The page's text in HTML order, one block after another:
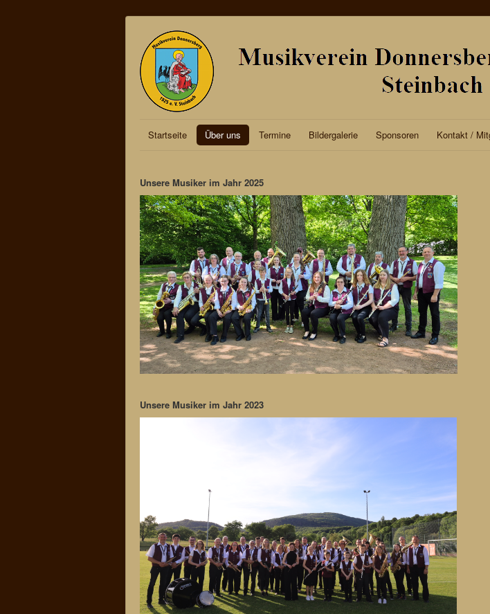
Startseite Über uns Termine Bildergalerie Sponsoren Kontakt /
Unsere Musiker im Jahr 2025
Unsere Musiker im Jahr 2023